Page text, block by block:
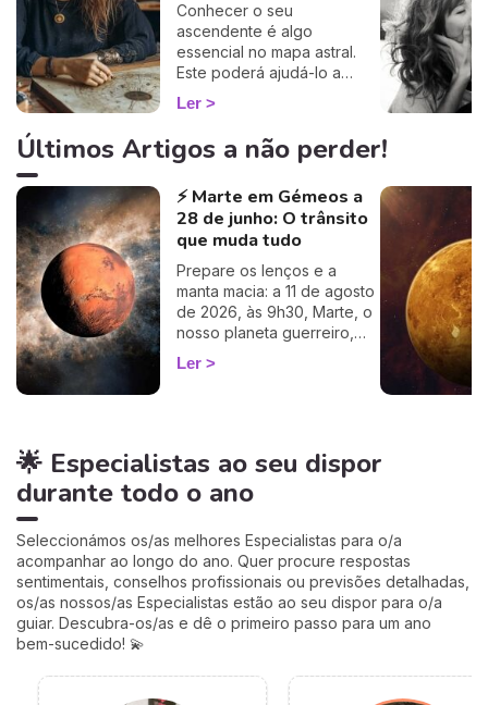
Conhecer o seu
ascendente é algo
essencial no mapa astral.
Este poderá ajudá-lo a
compreender o porquê de
alguns comportamentos e
que imagem transmite aos
outros… Calcule o seu
descubra como este
influencia o seu Signo Solar
e as suas relações. É um
100%, apenas precisa de
ter a hora e o local do seu
nascimento.
Ler
Últimos Artigos a não perder!
⚡ Marte em Gémeos a
28 de junho: O trânsito
que muda tudo
Prepare os lenços e a
manta macia: a 11 de agosto
de 2026, às 9h30, Marte, o
nosso planeta guerreiro,
guarda a espada, deixa a
agitação mental de Gémeos
Muitos astrólogos
desprezam este trânsito por
o acharem «fraco»… mas eu
talvez um dos mais
profundamente humanos do
ano. Siga-me: o seu
coração vai perceber. 💛
Ler
🌟 Especialistas ao seu dispor
durante todo o ano
Seleccionámos os/as melhores Especialistas para o/a
acompanhar ao longo do ano. Quer procure respostas
sentimentais, conselhos profissionais ou previsões detalhadas,
os/as nossos/as Especialistas estão ao seu dispor para o/a
guiar. Descubra-os/as e dê o primeiro passo para um ano
bem-sucedido! 💫